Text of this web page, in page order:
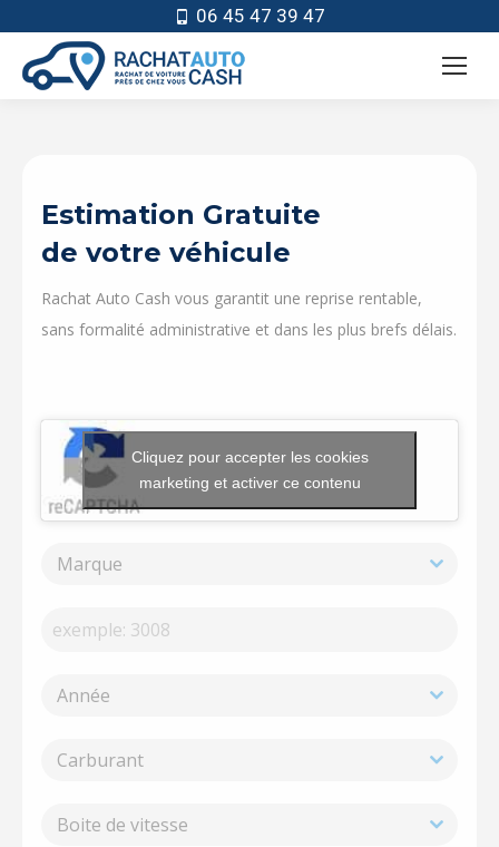
06 45 47 39 47
Estimation Gratuite
de votre véhicule
Rachat Auto Cash vous garantit une reprise rentable,
sans formalité administrative et dans les plus brefs délais.
Cliquez pour accepter les cookies
marketing et activer ce contenu
Marque
Année
Carburant
Boite de vitesse